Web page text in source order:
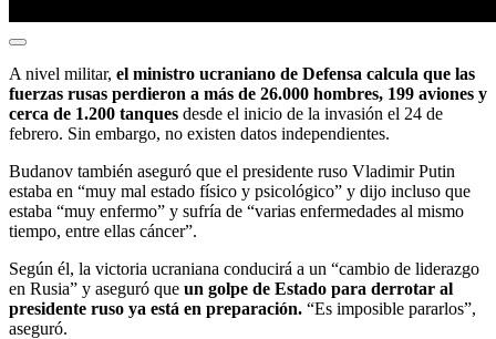
A nivel militar, el ministro ucraniano de Defensa calcula que las
fuerzas rusas perdieron a más de 26.000 hombres, 199 aviones y
cerca de 1.200 tanques desde el inicio de la invasión el 24 de
febrero. Sin embargo, no existen datos independientes.
Budanov también aseguró que el presidente ruso Vladimir Putin
estaba en “muy mal estado físico y psicológico” y dijo incluso que
estaba “muy enfermo” y sufría de “varias enfermedades al mismo
tiempo, entre ellas cáncer”.
Según él, la victoria ucraniana conducirá a un “cambio de liderazgo
en Rusia” y aseguró que un golpe de Estado para derrotar al
presidente ruso ya está en preparación. “Es imposible pararlos”,
aseguró.